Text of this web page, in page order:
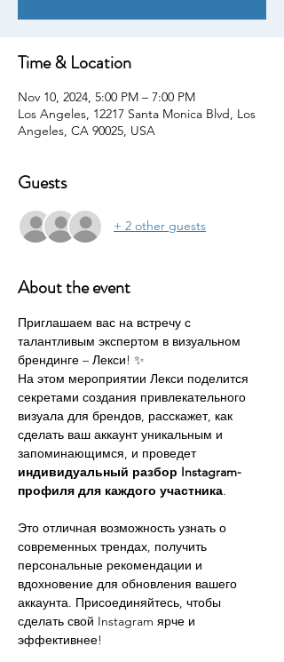
Time & Location
Nov 10, 2024, 5:00 PM – 7:00 PM
Los Angeles, 12217 Santa Monica Blvd, Los
Angeles, CA 90025, USA
Guests
+ 2 other guests
About the event
Приглашаем вас на встречу с
талантливым экспертом в визуальном
брендинге – Лекси! ✨
На этом мероприятии Лекси поделится
секретами создания привлекательного
визуала для брендов, расскажет, как
сделать ваш аккаунт уникальным и
запоминающимся, и проведет
индивидуальный разбор Instagram-
профиля для каждого участника.
Это отличная возможность узнать о
современных трендах, получить
персональные рекомендации и
вдохновение для обновления вашего
аккаунта. Присоединяйтесь, чтобы
сделать свой Instagram ярче и
эффективнее!